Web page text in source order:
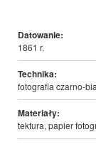
Datowanie:
1861 r.
Technika:
fotografia czarno-
Materiały:
tektura, papier